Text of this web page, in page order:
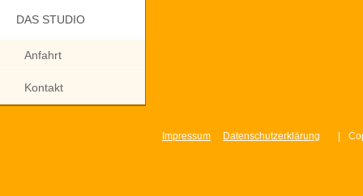
DAS STUDIO
Anfahrt
Kontakt
Impressum Datenschutzerklärung